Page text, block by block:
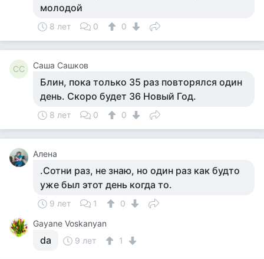
молодой
8 лет 0 0
СС Саша Сашков
Блин, пока только 35 раз повторялся один
день. Скоро будет 36 Новый Год.
8 лет 0 0
Алена
.Сотни раз, не знаю, но один раз как будто
уже был этот день когда то.
9 лет 1
0
Gayane Voskanyan
da 9 лет 1